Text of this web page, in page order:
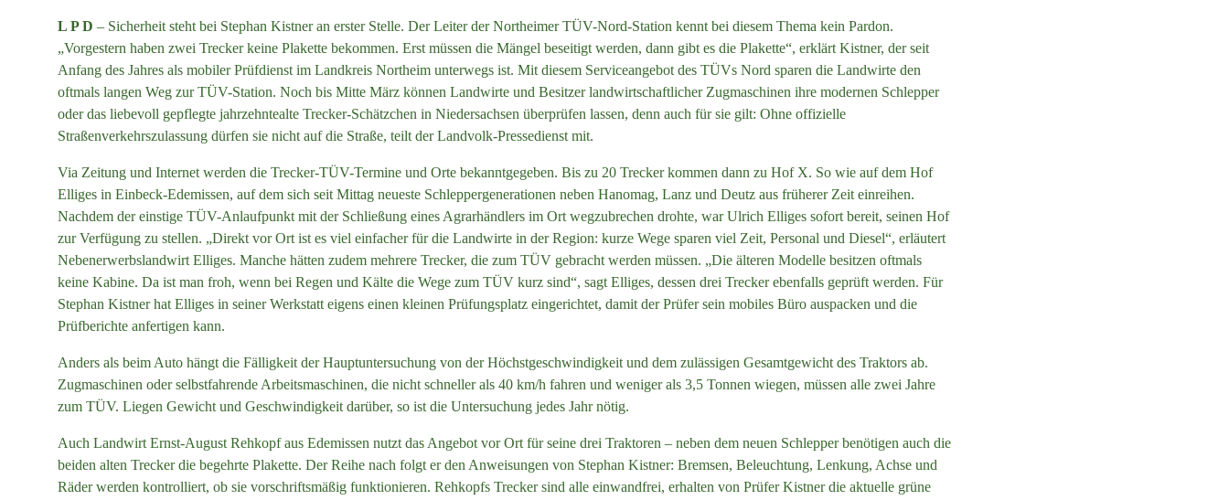
L P D – Sicherheit steht bei Stephan Kistner an erster Stelle. Der Leiter der Northeimer TÜV-Nord-Station kennt bei diesem Thema kein Pardon.
„Vorgestern haben zwei Trecker keine Plakette bekommen. Erst müssen die Mängel beseitigt werden, dann gibt es die Plakette“, erklärt Kistner, der seit
Anfang des Jahres als mobiler Prüfdienst im Landkreis Northeim unterwegs ist. Mit diesem Serviceangebot des TÜVs Nord sparen die Landwirte den
oftmals langen Weg zur TÜV-Station. Noch bis Mitte März können Landwirte und Besitzer landwirtschaftlicher Zugmaschinen ihre modernen Schlepper
oder das liebevoll gepflegte jahrzehntealte Trecker-Schätzchen in Niedersachsen überprüfen lassen, denn auch für sie gilt: Ohne offizielle
Straßenverkehrszulassung dürfen sie nicht auf die Straße, teilt der Landvolk-Pressedienst mit.
Via Zeitung und Internet werden die Trecker-TÜV-Termine und Orte bekanntgegeben. Bis zu 20 Trecker kommen dann zu Hof X. So wie auf dem Hof
Elliges in Einbeck-Edemissen, auf dem sich seit Mittag neueste Schleppergenerationen neben Hanomag, Lanz und Deutz aus früherer Zeit einreihen.
Nachdem der einstige TÜV-Anlaufpunkt mit der Schließung eines Agrarhändlers im Ort wegzubrechen drohte, war Ulrich Elliges sofort bereit, seinen Hof
zur Verfügung zu stellen. „Direkt vor Ort ist es viel einfacher für die Landwirte in der Region: kurze Wege sparen viel Zeit, Personal und Diesel“, erläutert
Nebenerwerbslandwirt Elliges. Manche hätten zudem mehrere Trecker, die zum TÜV gebracht werden müssen. „Die älteren Modelle besitzen oftmals
keine Kabine. Da ist man froh, wenn bei Regen und Kälte die Wege zum TÜV kurz sind“, sagt Elliges, dessen drei Trecker ebenfalls geprüft werden. Für
Stephan Kistner hat Elliges in seiner Werkstatt eigens einen kleinen Prüfungsplatz eingerichtet, damit der Prüfer sein mobiles Büro auspacken und die
Prüfberichte anfertigen kann.
Anders als beim Auto hängt die Fälligkeit der Hauptuntersuchung von der Höchstgeschwindigkeit und dem zulässigen Gesamtgewicht des Traktors ab.
Zugmaschinen oder selbstfahrende Arbeitsmaschinen, die nicht schneller als 40 km/h fahren und weniger als 3,5 Tonnen wiegen, müssen alle zwei Jahre
zum TÜV. Liegen Gewicht und Geschwindigkeit darüber, so ist die Untersuchung jedes Jahr nötig.
Auch Landwirt Ernst-August Rehkopf aus Edemissen nutzt das Angebot vor Ort für seine drei Traktoren – neben dem neuen Schlepper benötigen auch die
beiden alten Trecker die begehrte Plakette. Der Reihe nach folgt er den Anweisungen von Stephan Kistner: Bremsen, Beleuchtung, Lenkung, Achse und
Räder werden kontrolliert, ob sie vorschriftsmäßig funktionieren. Rehkopfs Trecker sind alle einwandfrei, erhalten von Prüfer Kistner die aktuelle grüne